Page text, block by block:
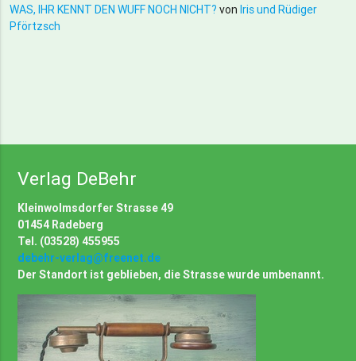
WAS, IHR KENNT DEN WUFF NOCH NICHT? von Iris und Rüdiger
Pförtzsch
Verlag DeBehr
Kleinwolmsdorfer Strasse 49
01454 Radeberg
Tel. (03528) 455955
debehr-verlag@freenet.de
Der Standort ist geblieben, die Strasse wurde umbenannt.